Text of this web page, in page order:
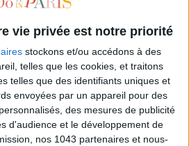
vie privée est notre priorité
stockons et/ou accédons à des
telles que les cookies, et traitons
telles que des identifiants uniques et
envoyées par un appareil pour des
des mesures de publicité
d'audience et le développement de
nos 1043 partenaires et nous-